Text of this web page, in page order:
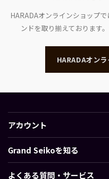
HARADAオンラインショップ
ンドを取り揃えております。
HARADAオン
アカウント
Grand Seikoを知る
よくある質問・サービス